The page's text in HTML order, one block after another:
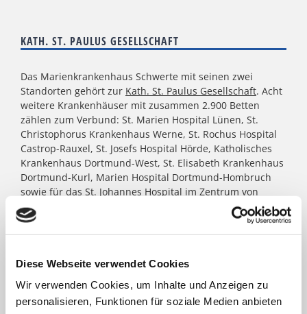
Diese Webseite verwendet Cookies
Wir verwenden Cookies, um Inhalte und Anzeigen zu
personalisieren, Funktionen für soziale Medien anbieten
KATH. ST. PAULUS GESELLSCHAFT
Das Marienkrankenhaus Schwerte mit seinen zwei
Standorten gehört zur Kath. St. Paulus Gesellschaft. Acht
weitere Krankenhäuser mit zusammen 2.900 Betten
zählen zum Verbund: St. Marien Hospital Lünen, St.
Christophorus Krankenhaus Werne, St. Rochus Hospital
Castrop-Rauxel, St. Josefs Hospital Hörde, Katholisches
Krankenhaus Dortmund-West, St. Elisabeth Krankenhaus
Dortmund-Kurl, Marien Hospital Dortmund-Hombruch
sowie für das St. Johannes Hospital im Zentrum von
Dortmund. Darüber hinaus agieren unter dem Paulus-
Dach Altenheime und eine Jugendhilfe-Einrichtung. Die
Kath. St. Paulus Gesellschaft zählt zu den größten
8.500 Menschen arbeiten für das Wohl der ihnen
Jugendlichen.